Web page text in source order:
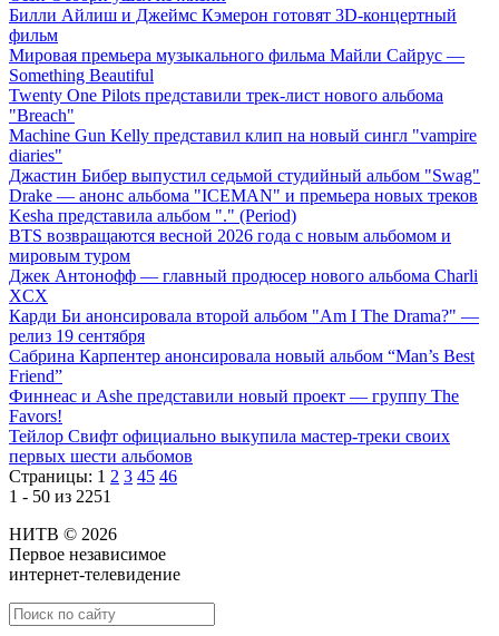
Билли Айлиш и Джеймс Кэмерон готовят 3D-концертный
фильм
Мировая премьера музыкального фильма Майли Сайрус —
Something Beautiful
Twenty One Pilots представили трек-лист нового альбома
"Breach"
Machine Gun Kelly представил клип на новый сингл "vampire
diaries"
Джастин Бибер выпустил седьмой студийный альбом "Swag"
Drake — анонс альбома "ICEMAN" и премьера новых треков
Kesha представила альбом "." (Period)
BTS возвращаются весной 2026 года с новым альбомом и
мировым туром
Джек Антонофф — главный продюсер нового альбома Charli
XCX
Карди Би анонсировала второй альбом "Am I The Drama?" —
релиз 19 сентября
Сабрина Карпентер анонсировала новый альбом “Man’s Best
Friend”
Финнеас и Ashe представили новый проект — группу The
Favors!
Тейлор Свифт официально выкупила мастер-треки своих
первых шести альбомов
Страницы: 1 2 3 45 46
1 - 50 из 2251
НИТВ © 2026
Первое независимое
интернет-телевидение